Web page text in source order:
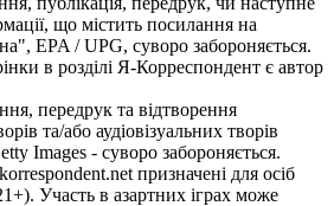
що містить посилання на
EPA / UPG, суворо забороняється.
в розділі Я-Корреспондент є автор
передрук та відтворення
та/або аудіовізуальних творів
Images - суворо забороняється.
призначені для осіб
Участь в азартних іграх може